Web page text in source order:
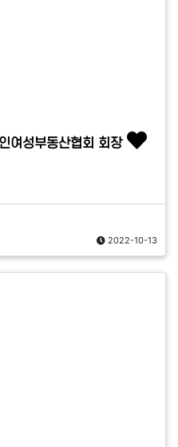
여성부동산협회 회장
2022-10-13